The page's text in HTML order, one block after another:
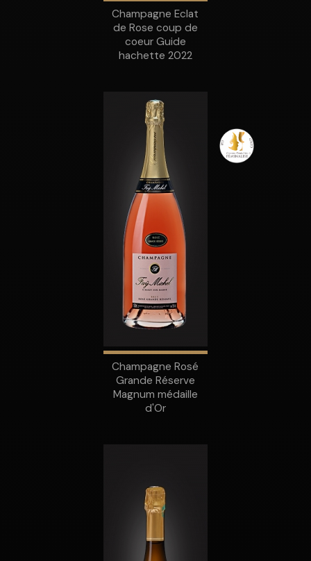
Champagne Eclat
de Rose coup de
coeur Guide
hachette 2022
Champagne Rosé
Grande Réserve
Magnum médaille
d'Or